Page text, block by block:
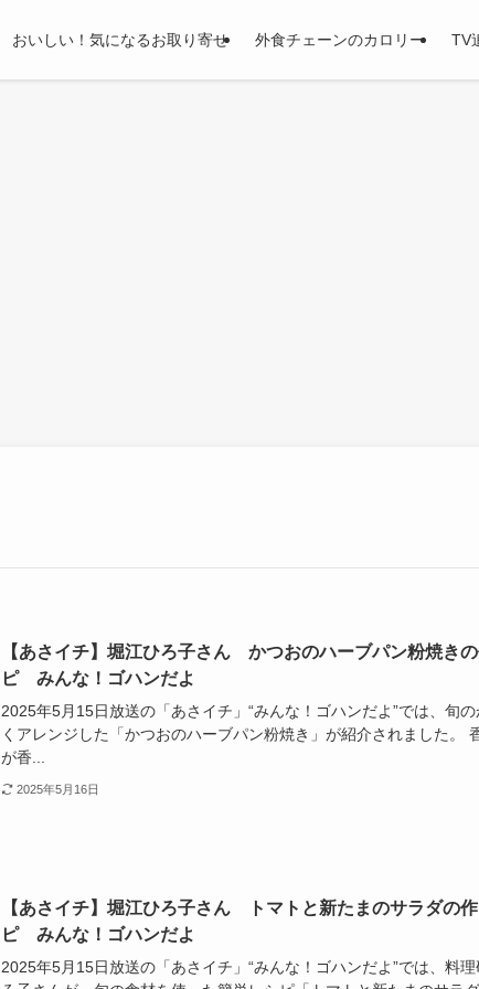
おいしい！気になるお取り寄せ 外食チェーンのカロリー TV
【あさイチ】堀江ひろ子さん かつおのハーブパン粉焼き
ピ みんな！ゴハンだよ
2025年5月15日放送の「あさイチ」“みんな！ゴハンだよ”では、旬
くアレンジした「かつおのハーブパン粉焼き」が紹介されました。
が香...
2025年5月16日
【あさイチ】堀江ひろ子さん トマトと新たまのサラダの
ピ みんな！ゴハンだよ
2025年5月15日放送の「あさイチ」“みんな！ゴハンだよ”では、料